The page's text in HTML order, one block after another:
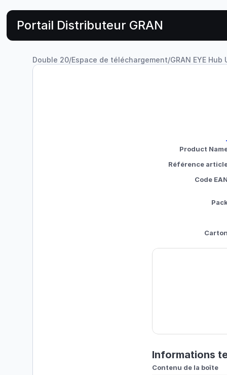
Portail Distributeur GRAN
Double 20/Espace de téléchargement/GRAN EYE Hub
Product
Référence
Code
Informations
Contenu de la boîte